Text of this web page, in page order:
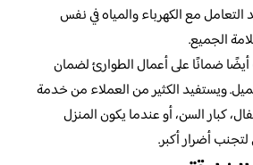
مع الكهرباء والمياه في نفس
الجميع.
ضمانًا على أعمال الطوارئ لضمان
ويستفيد الكثير من العملاء من خدمة
كبار السن، أو عندما يكون المنزل
أضرار أكبر.